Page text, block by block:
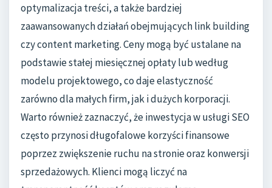
optymalizacja treści, a także bardziej
zaawansowanych działań obejmujących link building
czy content marketing. Ceny mogą być ustalane na
podstawie stałej miesięcznej opłaty lub według
modelu projektowego, co daje elastyczność
zarówno dla małych firm, jak i dużych korporacji.
Warto również zaznaczyć, że inwestycja w usługi SEO
często przynosi długofalowe korzyści finansowe
poprzez zwiększenie ruchu na stronie oraz konwersji
sprzedażowych. Klienci mogą liczyć na